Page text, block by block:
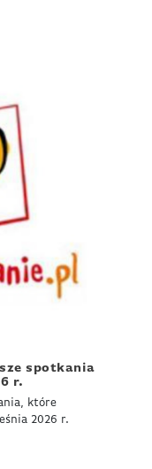
spotkania
r.
które
2026 r.